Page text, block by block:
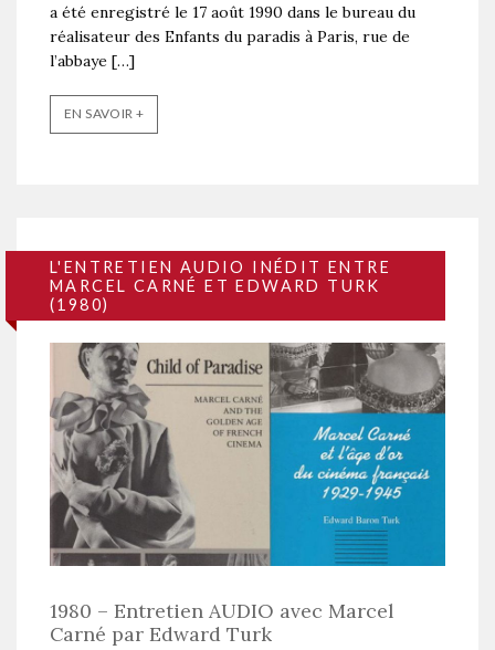
a été enregistré le 17 août 1990 dans le bureau du
réalisateur des Enfants du paradis à Paris, rue de
l’abbaye […]
EN SAVOIR +
L'ENTRETIEN AUDIO INÉDIT ENTRE
MARCEL CARNÉ ET EDWARD TURK
(1980)
1980 – Entretien AUDIO avec Marcel
Carné par Edward Turk